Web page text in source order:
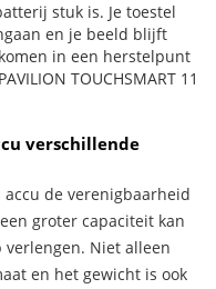
stuk is. Je toestel
en je beeld blijft
in een herstelpunt
TOUCHSMART 11
verschillende
de verenigbaarheid
groter capaciteit kan
Niet alleen
en het gewicht is ook